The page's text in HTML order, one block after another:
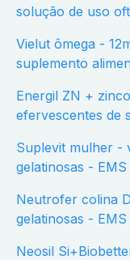
solução de uso
Vielut ômega - 12mg com 30 cápsulas gelatinosas de
suplemento
Energil ZN + zinco - 1g + 10mg com 10 comprimidos
efervescentes de
Suplevit mulher - vitamina com 60 cápsulas
gelatinosas - EMS
Neutrofer colina DHA - com 120 cápsulas
gelatinosas - EMS
Neosil Si+Biobetter - 50mg com 4 comprimidos de